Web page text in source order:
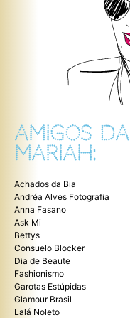
AMIGOS DA
MARIAH:
Achados da Bia
Andréa Alves Fotografia
Anna Fasano
Ask Mi
Bettys
Consuelo Blocker
Dia de Beaute
Fashionismo
Garotas Estúpidas
Glamour Brasil
Lalá Noleto